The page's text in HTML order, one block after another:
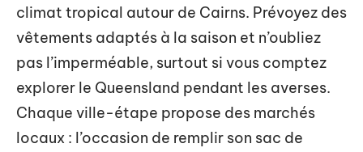
climat tropical autour de Cairns. Prévoyez des
vêtements adaptés à la saison et n’oubliez
pas l’imperméable, surtout si vous comptez
explorer le Queensland pendant les averses.
Chaque ville-étape propose des marchés
locaux : l’occasion de remplir son sac de